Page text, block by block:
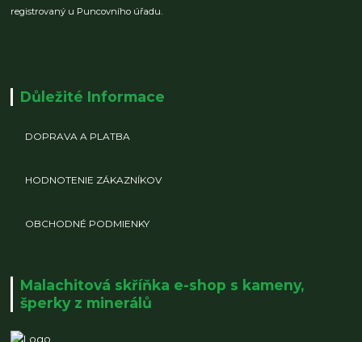
registrovaný u Puncovního úřadu.
Důležité Informace
DOPRAVA A PLATBA
HODNOTENIE ZÁKAZNÍKOV
OBCHODNÉ PODMIENKY
Malachitová skříňka e-shop s kameny,
šperky z minerálů